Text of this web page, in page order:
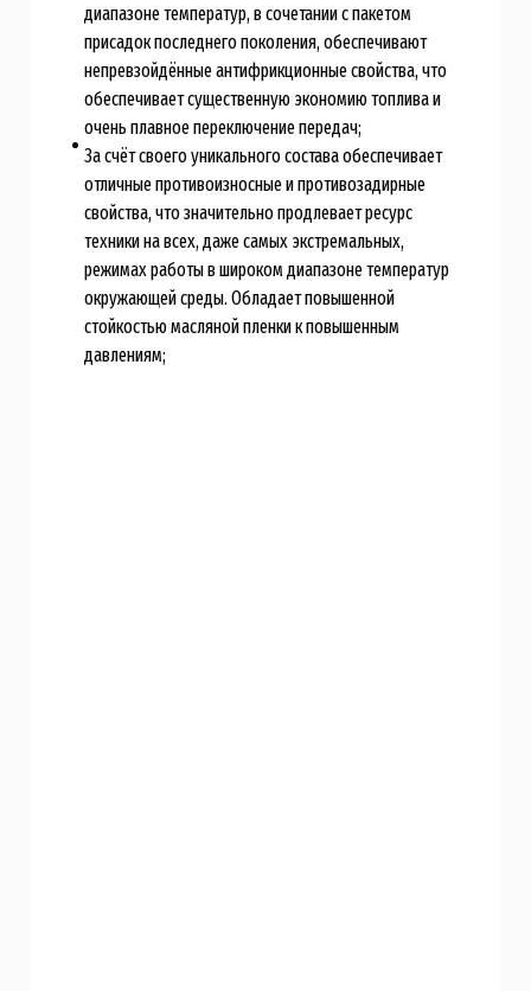
диапазоне температур, в сочетании с пакетом
присадок последнего поколения, обеспечивают
непревзойдённые антифрикционные свойства, что
обеспечивает существенную экономию топлива и
очень плавное переключение передач;
За счёт своего уникального состава обеспечивает
отличные противоизносные и противозадирные
свойства, что значительно продлевает ресурс
техники на всех, даже самых экстремальных,
режимах работы в широком диапазоне температур
окружающей среды. Обладает повышенной
стойкостью масляной пленки к повышенным
давлениям;